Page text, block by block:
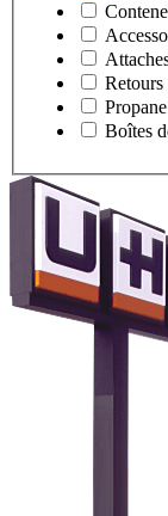
Retours
Propane
Boîtes